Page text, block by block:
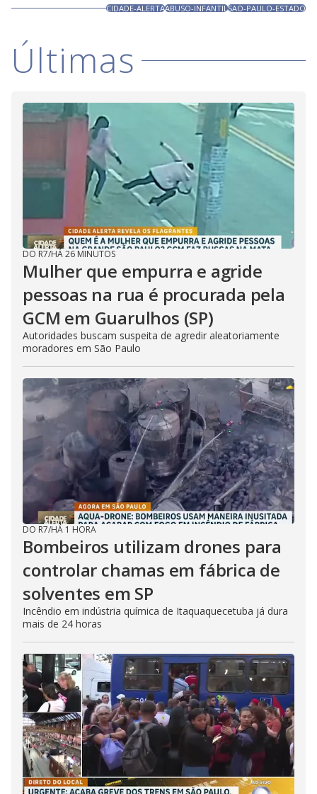
CIDADE-ALERTAABUSO-INFANTILSAO-PAULO-ESTADO
Últimas
DO R7/HÁ 26 MINUTOS
Mulher que empurra e agride
pessoas na rua é procurada pela
GCM em Guarulhos (SP)
Autoridades buscam suspeita de agredir aleatoriamente
moradores em São Paulo
DO R7/HÁ 1 HORA
Bombeiros utilizam drones para
controlar chamas em fábrica de
solventes em SP
Incêndio em indústria química de Itaquaquecetuba já dura
mais de 24 horas